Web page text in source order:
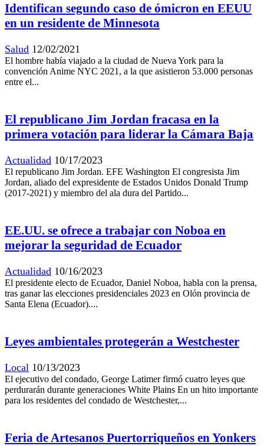
Identifican segundo caso de ómicron en EEUU
en un residente de Minnesota
Salud 12/02/2021
El hombre había viajado a la ciudad de Nueva York para la
convención Anime NYC 2021, a la que asistieron 53.000 personas
entre el...
El republicano Jim Jordan fracasa en la
primera votación para liderar la Cámara Baja
Actualidad 10/17/2023
El republicano Jim Jordan. EFE Washington El congresista Jim
Jordan, aliado del expresidente de Estados Unidos Donald Trump
(2017-2021) y miembro del ala dura del Partido...
EE.UU. se ofrece a trabajar con Noboa en
mejorar la seguridad de Ecuador
Actualidad 10/16/2023
El presidente electo de Ecuador, Daniel Noboa, habla con la prensa,
tras ganar las elecciones presidenciales 2023 en Olón provincia de
Santa Elena (Ecuador)....
Leyes ambientales protegerán a Westchester
Local 10/13/2023
El ejecutivo del condado, George Latimer firmó cuatro leyes que
perdurarán durante generaciones White Plains En un hito importante
para los residentes del condado de Westchester,...
Feria de Artesanos Puertorriqueños en Yonkers